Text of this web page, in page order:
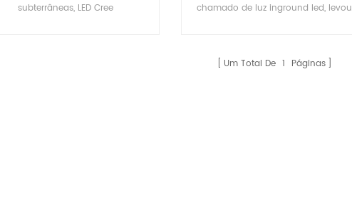
subterrâneas, LED Cree
chamado de luz inground led, levou
conduziu a luz enterrada, conduziu a
luz, conduziu a luz, conduziu a luz
Um Total De 1 Páginas